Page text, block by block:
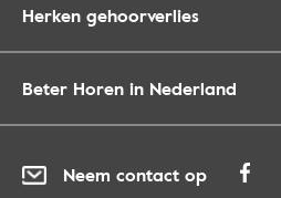
Herken gehoorverlies
Beter Horen in Nederland
Neem contact op